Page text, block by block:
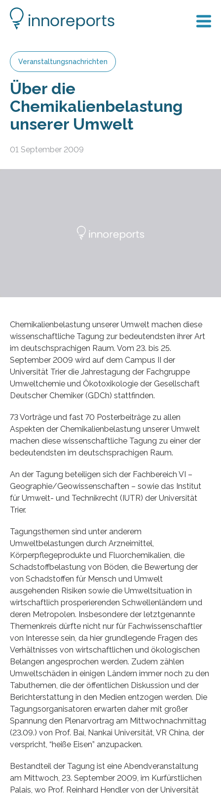
Veranstaltungsnachrichten
Über die
Chemikalienbelastung
unserer Umwelt
01 September 2009
Chemikalienbelastung unserer Umwelt machen diese
wissenschaftliche Tagung zur bedeutendsten ihrer Art
im deutschsprachigen Raum. Vom 23. bis 25.
September 2009 wird auf dem Campus II der
Universität Trier die Jahrestagung der Fachgruppe
Umweltchemie und Ökotoxikologie der Gesellschaft
Deutscher Chemiker (GDCh) stattfinden.
73 Vorträge und fast 70 Posterbeiträge zu allen
Aspekten der Chemikalienbelastung unserer Umwelt
machen diese wissenschaftliche Tagung zu einer der
bedeutendsten im deutschsprachigen Raum.
An der Tagung beteiligen sich der Fachbereich VI –
Geographie/Geowissenschaften – sowie das Institut
für Umwelt- und Technikrecht (IUTR) der Universität
Trier.
Tagungsthemen sind unter anderem
Umweltbelastungen durch Arzneimittel,
Körperpflegeprodukte und Fluorchemikalien, die
Schadstoffbelastung von Böden, die Bewertung der
von Schadstoffen für Mensch und Umwelt
ausgehenden Risiken sowie die Umweltsituation in
wirtschaftlich prosperierenden Schwellenländern und
deren Metropolen. Insbesondere der letztgenannte
Themenkreis dürfte nicht nur für Fachwissenschaftler
von Interesse sein, da hier grundlegende Fragen des
Verhältnisses von wirtschaftlichen und ökologischen
Belangen angesprochen werden. Zudem zählen
Umweltschäden in einigen Ländern immer noch zu den
Tabuthemen, die der öffentlichen Diskussion und der
Berichterstattung in den Medien entzogen werden. Die
Tagungsorganisatoren erwarten daher mit großer
Spannung den Plenarvortrag am Mittwochnachmittag
(23.09.) von Prof. Bai, Nankai Universität, VR China, der
verspricht, “heiße Eisen” anzupacken.
Bestandteil der Tagung ist eine Abendveranstaltung
am Mittwoch, 23. September 2009, im Kurfürstlichen
Palais, wo Prof. Reinhard Hendler von der Universität